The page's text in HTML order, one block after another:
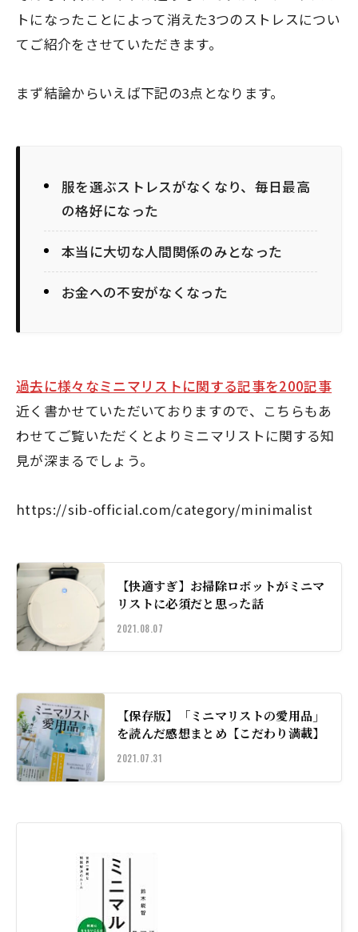
トになったことによって消えた3つのストレスについ
てご紹介をさせていただきます。
まず結論からいえば下記の3点となります。
服を選ぶストレスがなくなり、毎日最高
の格好になった
本当に大切な人間関係のみとなった
お金への不安がなくなった
過去に様々なミニマリストに関する記事を200記事
近く書かせていただいておりますので、こちらもあ
わせてご覧いただくとよりミニマリストに関する知
見が深まるでしょう。
https://sib-official.com/category/minimalist
【快適すぎ】お掃除ロボットがミニマ
リストに必須だと思った話
2021.08.07
【保存版】「ミニマリストの愛用品」
を読んだ感想まとめ【こだわり満載】
2021.07.31